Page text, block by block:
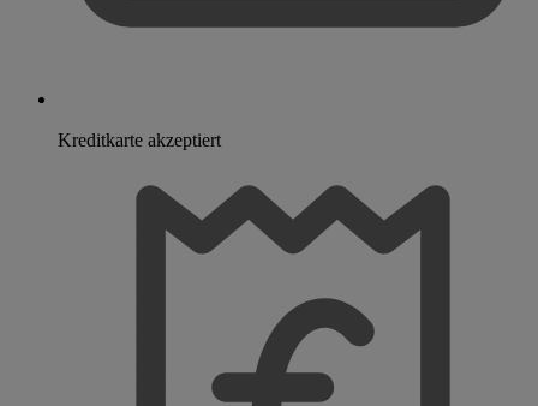
Kreditkarte akzeptiert